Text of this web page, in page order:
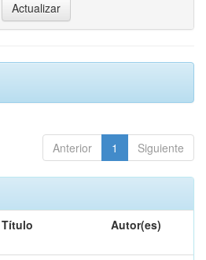
Anterior 1 Siguiente
Título Autor(es)